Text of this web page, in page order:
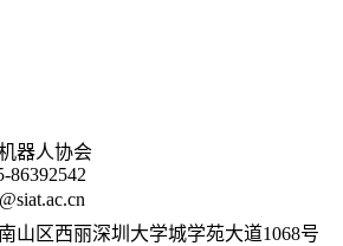
器人协会
86392542
山区西丽深圳大学城学苑大道1068号